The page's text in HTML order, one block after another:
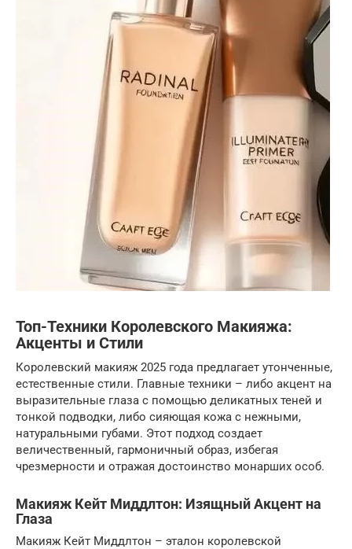
Топ-Техники Королевского Макияжа:
Акценты и Стили
Королевский макияж 2025 года предлагает утонченные,
естественные стили. Главные техники – либо акцент на
выразительные глаза с помощью деликатных теней и
тонкой подводки, либо сияющая кожа с нежными,
натуральными губами. Этот подход создает
величественный, гармоничный образ, избегая
чрезмерности и отражая достоинство монарших особ.
Макияж Кейт Миддлтон: Изящный Акцент на
Глаза
Макияж Кейт Миддлтон – эталон королевской